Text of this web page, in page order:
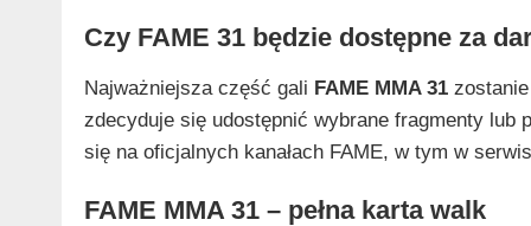
Czy FAME 31 będzie dostępne za
Najważniejsza część gali FAME MMA 31zostanie
zdecyduje się udostępnić wybrane fragmenty lub
się na oficjalnych kanałach FAME, w tym w
FAME MMA 31 – pełna karta walk